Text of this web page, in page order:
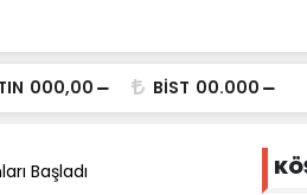
000,00 BİST 00.000
Başladı